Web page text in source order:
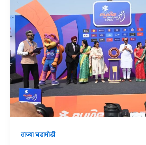
ताज्या घडामोडी